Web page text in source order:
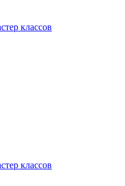
классов
классов